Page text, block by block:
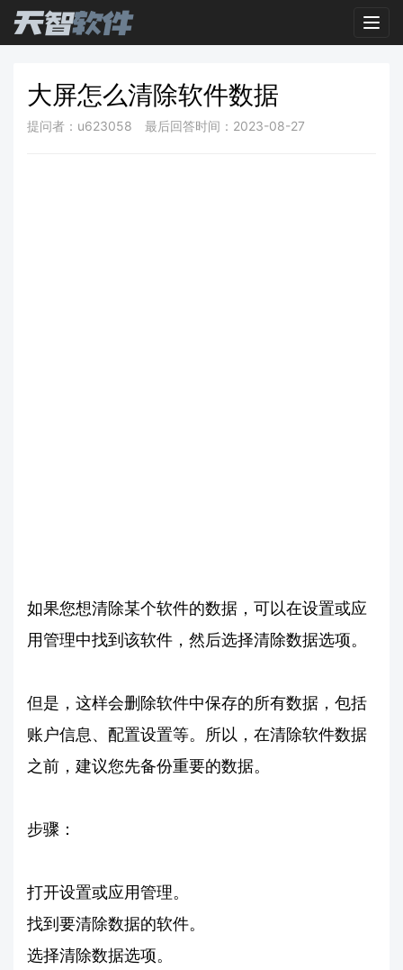
大屏怎么清除软件数据
提问者：u623058 最后回答时间：2023-08-27
如果您想清除某个软件的数据，可以在设置或应
用管理中找到该软件，然后选择清除数据选项。
但是，这样会删除软件中保存的所有数据，包括
账户信息、配置设置等。所以，在清除软件数据
之前，建议您先备份重要的数据。
步骤：
打开设置或应用管理。
找到要清除数据的软件。
选择清除数据选项。